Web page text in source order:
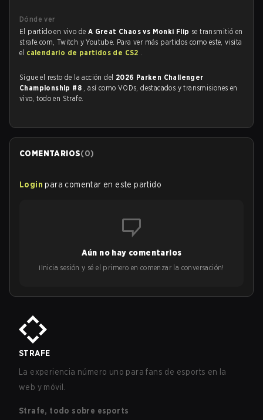
Dónde ver
El partido en vivo de A Great Chaos vs Monki Flip se transmitió en
strafe.com, Twitch y Youtube. Para ver más partidos como este, visita
el calendario de partidos de CS2 .
Sigue el resto de la acción del 2026 Parken Challenger
Championship #8 , así como VODs, destacados y transmisiones en
vivo, todo en Strafe.
COMENTARIOS(0)
Login para comentar en este partido
Aún no hay comentarios
¡Inicia sesión y sé el primero en comenzar la conversación!
STRAFE
La experiencia número uno para fans de esports en la
web y móvil.
Strafe, todo sobre esports